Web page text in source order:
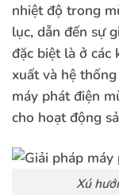
nhiệt độ trong
lục, dẫn đến sự
đặc biệt là ở các
xuất và hệ
máy phát điện
cho hoạt động
Xú